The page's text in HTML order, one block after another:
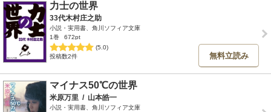
力士の世界
33代木村庄之助
小説・実用書、角川ソフィア文庫
1巻
672pt
(5.0)
投稿数2件
無料立読み
マイナス50℃の世界
米原万里 / 山本皓一
小説・実用書、角川ソフィア文庫